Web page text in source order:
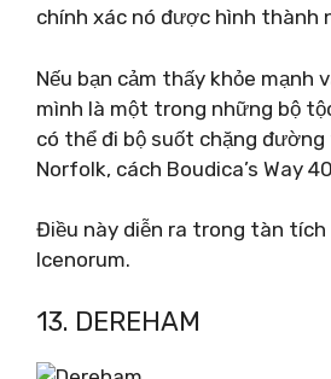
chính xác nó được hình thành
Nếu bạn cảm thấy khỏe mạnh
mình là một trong những bộ
có thể đi bộ suốt chặng đường
Norfolk, cách Boudica’s Way
Điều này diễn ra trong tàn tích
Icenorum.
13. DEREHAM